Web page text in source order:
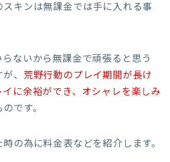
キンは無課金では手に入れる事
ないから無課金で頑張ると思う
、 荒野行動のプレイ期間が長け
に余裕ができ、オシャレを楽しみ
のです。
の為に料金表などを紹介します。